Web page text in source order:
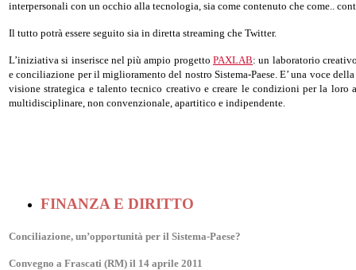
interpersonali con un occhio alla tecnologia, sia come contenuto che come..
Il tutto potrà essere seguito sia in diretta streaming che Twitter.
L’iniziativa si inserisce nel più ampio progetto PAXLAB: un laboratorio
e conciliazione per il miglioramento del nostro Sistema-Paese. E’ una voce
visione strategica e talento tecnico creativo e creare le condizioni per la loro
multidisciplinare, non convenzionale, apartitico e indipendente.
FINANZA E DIRITTO
Conciliazione, un’opportunità per il Sistema-Paese?
Convegno a Frascati (RM) il 14 aprile 2011